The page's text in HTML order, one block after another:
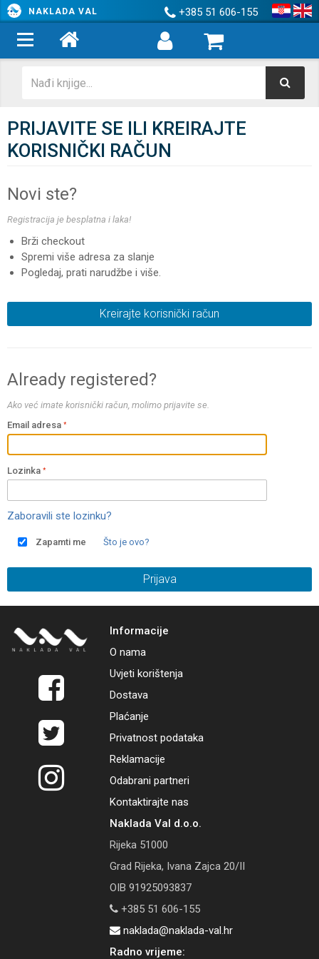
NAKLADA VAL +385 51 606-155
PRIJAVITE SE ILI KREIRAJTE
KORISNIČKI RAČUN
Novi ste?
Registracija je besplatna i laka!
Brži checkout
Spremi više adresa za slanje
Pogledaj, prati narudžbe i više.
Kreirajte korisnički račun
Already registered?
Ako već imate korisnički račun, molimo prijavite se.
Email adresa
Lozinka
Zaboravili ste lozinku?
Zapamti me Što je ovo?
Prijava
Informacije
O nama
Uvjeti korištenja
Dostava
Plaćanje
Privatnost podataka
Reklamacije
Odabrani partneri
Kontaktirajte nas
Naklada Val d.o.o.
Rijeka 51000
Grad Rijeka, Ivana Zajca 20/II
OIB 91925093837
+385 51 606-155
naklada@naklada-val.hr
Radno vrijeme: